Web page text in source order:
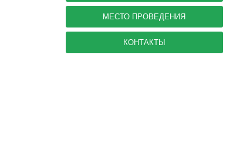
МЕСТО ПРОВЕДЕНИЯ
КОНТАКТЫ